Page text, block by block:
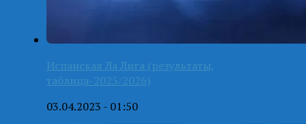
Испанская Ла Лига (результаты,
таблица-2025/2026)
03.04.2023 - 01:50